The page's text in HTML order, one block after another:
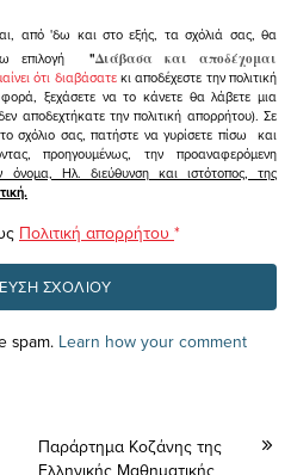
από 'δω και στο εξής, τα σχόλιά σας, θα
επιλογή
"Διάβασα και αποδέχομαι
ότι διαβάσατεκι αποδέχεστε την πολιτική
ξεχάσετε να το κάνετε θα λάβετε μια
αποδεχτήκατε την πολιτική απορρήτου). Σε
σχόλιο σας, πατήστε να γυρίσετε πίσω και
προηγουμένως, την προαναφερόμενη
Ηλ. διεύθυνση και ιστότοπος, της
Πολιτική απορρήτου *
spam. Learn how your comment
Παράρτημα Κοζάνης της
Ελληνικής Μαθηματικής